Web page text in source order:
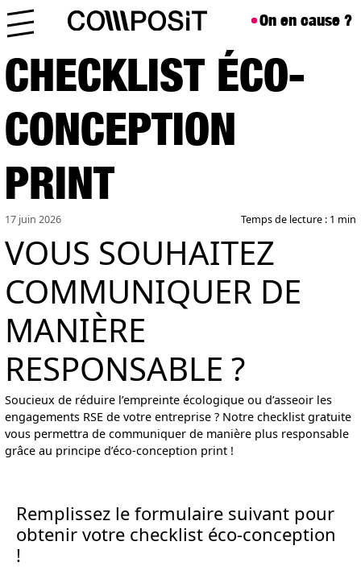
Aller au contenu
Skip to footer
Menu
On en cause ?
CHECKLIST ÉCO-
CONCEPTION
PRINT
17 juin 2026 Temps de lecture : 1 min
VOUS SOUHAITEZ
COMMUNIQUER DE
MANIÈRE
RESPONSABLE ?
Soucieux de réduire l’empreinte écologique ou d’asseoir les
engagements RSE de votre entreprise ? Notre checklist gratuite
vous permettra de communiquer de manière plus responsable
grâce au principe d’éco-conception print !
Remplissez le formulaire suivant pour
obtenir votre checklist éco-conception
!